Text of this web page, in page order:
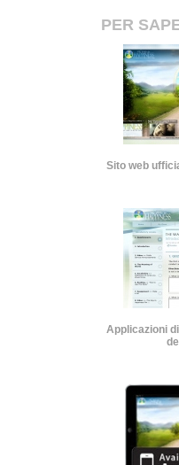
PER
Sito web
Applicazioni